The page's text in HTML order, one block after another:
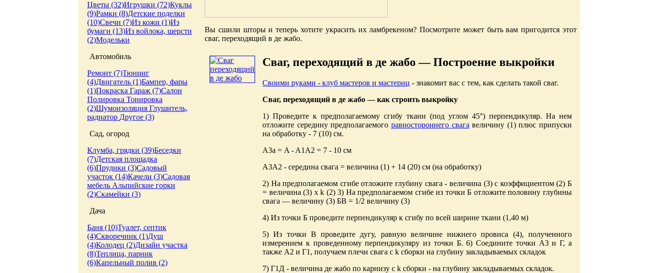
Цветы (32)Игрушки (72)Куклы
(9)Рамки (8)Детские поделки
(10)Свечи (7)Из кожи (1)Из
бумаги (13)Из войлока, шерсти
(2)Модельки
Автомобиль
Ремонт (7)Тюнинг
(4)Двигатель (1)Бампер, фары
(1)Покраска Гараж (7)Салон
Полировка Тонировка
(2)Шумоизоляция Глушитель,
радиатор Другое (3)
Сад, огород
Клумба, грядки (39)Беседки
(7)Детская площадка
(6)Прудики (3)Садовый
участок (14)Качели (3)Садовая
мебель Альпийские горки
(2)Скамейки (3)
Дача
Баня (10)Туалет, септик
(4)Скворечник (1)Душ
(4)Колодец (2)Дизайн участка
(8)Теплица, парник
(6)Капельный полив (2)
Вы сшили шторы и теперь хотите украсить их ламбрекеном? Посмотрите может быть вам пригодится этот
сваг, переходящий в де жабо.
Сваг, переходящий в де жабо — Построение выкройки
Своими руками - клуб мастеров и мастериц - знакомит вас с тем, как сделать такой сваг.
Сваг, переходящий в де жабо — как строить выкройку
1) Проведите к предполагаемому сгибу ткани (под углом 45°) перпендикуляр. На нем
отложите середину предполагаемого равностороннего свага величину (1) плюс припуски
на обработку - 7 (10) см.
А3а = A - A1A2 = 7 - 10 см
А3А2 - середина свага = величина (1) + 14 (20) см (на обработку)
2) На предполагаемом сгибе отложите глубину свага - величина (3) с коэффициентом (2) Б
= величина (3) х k (2) 3) На предполагаемом сгибе из точки Б отложите половину глубины
свага — величину (3) БВ = 1/2 величину (3)
4) Из точки Б проведите перпендикуляр к сгибу по всей ширине ткани (1,40 м)
5) Из точки В проведите дугу, равную величине нижнего провиса (4), полученного
измерением к проведенному перпендикуляру из точки Б. 6) Соедините точки А3 и Г, а
также А2 и Г1, получаем плечи свага с k сборки на глубину закладываемых складок
7) Г1Д - величина де жабо по карнизу с k сборки - на глубину закладываемых складок.